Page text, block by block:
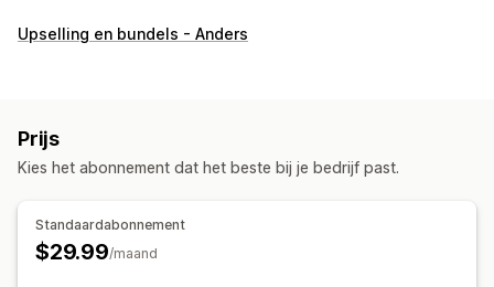
Upselling en bundels - Anders
Prijs
Kies het abonnement dat het beste bij je bedrijf past.
Standaardabonnement
$29.99/maand